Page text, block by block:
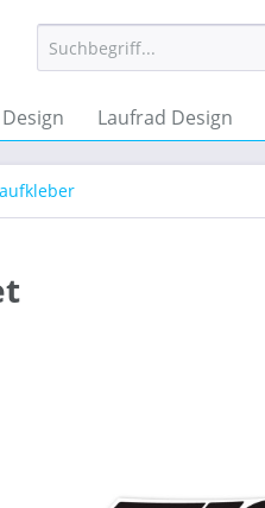
Laufrad Design